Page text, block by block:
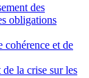
des
obligations
cohérence et de
de la crise sur les